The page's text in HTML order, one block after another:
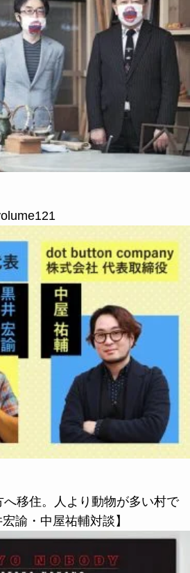
移住。人より動物が多い村で
諭・中屋祐輔対談】